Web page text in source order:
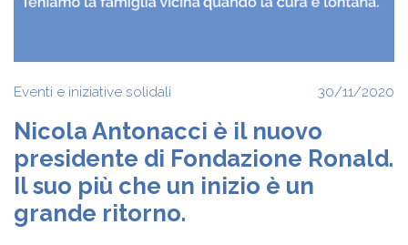
Eventi e iniziative solidali 30/11/2020
Nicola Antonacci è il nuovo
presidente di Fondazione Ronald.
Il suo più che un inizio è un
grande ritorno.